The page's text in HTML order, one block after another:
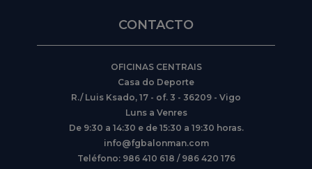
CONTACTO
OFICINAS CENTRAIS
Casa do Deporte
R./ Luis Ksado, 17 - of. 3 - 36209 - Vigo
Luns a Venres
De 9:30 a 14:30 e de 15:30 a 19:30 horas.
info@fgbalonman.com
Teléfono: 986 410 618 / 986 420 176